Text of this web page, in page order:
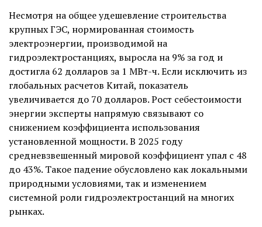
Несмотря на общее удешевление строительства
крупных ГЭС, нормированная стоимость
электроэнергии, производимой на
гидроэлектростанциях, выросла на 9% за год и
достигла 62 долларов за 1 МВт-ч. Если исключить из
глобальных расчетов Китай, показатель
увеличивается до 70 долларов. Рост себестоимости
энергии эксперты напрямую связывают со
снижением коэффициента использования
установленной мощности. В 2025 году
средневзвешенный мировой коэффициент упал с 48
до 43%. Такое падение обусловлено как локальными
природными условиями, так и изменением
системной роли гидроэлектростанций на многих
рынках.